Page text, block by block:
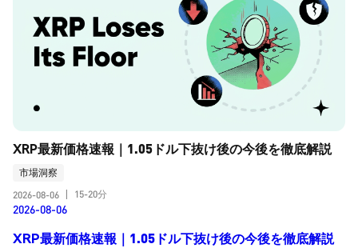
XRP最新価格速報｜1.05ドル下抜け後の今後を徹底解説
市場洞察
2026-08-06
15-20分
2026-08-06
XRP最新価格速報｜1.05ドル下抜け後の今後を徹底解説